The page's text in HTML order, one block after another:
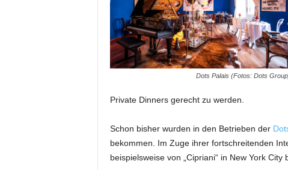
Dots Palais (Fotos: Dots
Private Dinners gerecht zu werden.
Schon bisher wurden in den Betrieben der
bekommen. Im Zuge ihrer fortschreitenden
beispielsweise von „Cipriani“ in New York